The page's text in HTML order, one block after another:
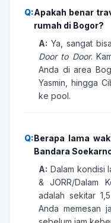
Q:Apakah benar
rumah di Bogor?
A: Ya, sangat
Door to Door.
Anda di area
Yasmin, hingga
ke pool.
Q:Berapa lama
Bandara
A: Dalam kondisi
& JORR/Dalam
adalah sekitar
Anda memesan